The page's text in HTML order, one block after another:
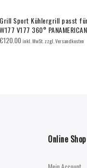
Grill Sport Kühlergrill passt
W177 V177 360°
€120.00inkl. MwSt. zzgl. Versandkosten
Online Shop